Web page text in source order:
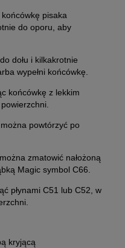
pisaka
do oporu, aby
dołu i kilkakrotnie
wypełni końcówkę.
końcówkę z lekkim
powtórzyć po
zmatowić nałożoną
Magic symbol C66.
płynami C51 lub C52, w
kryjącą